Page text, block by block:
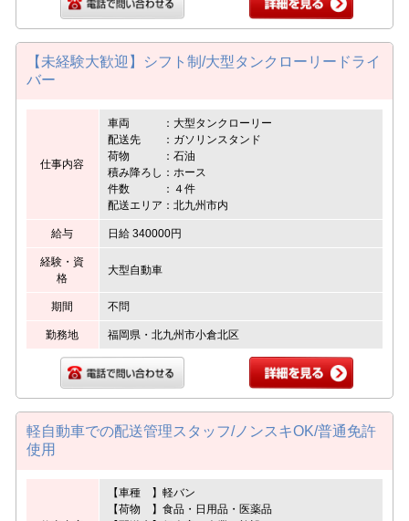
【未経験大歓迎】シフト制/大型タンクローリードライ
バー
仕事内容
車両 ：大型タンクローリー
配送先 ：ガソリンスタンド
荷物 ：石油
積み降ろし：ホース
件数 ：４件
配送エリア：北九州市内
給与 日給 340000円
経験・資
格
大型自動車
期間 不問
勤務地 福岡県・北九州市小倉北区
軽自動車での配送管理スタッフ/ノンスキOK/普通免許
使用
【車種 】軽バン
【荷物 】食品・日用品・医薬品